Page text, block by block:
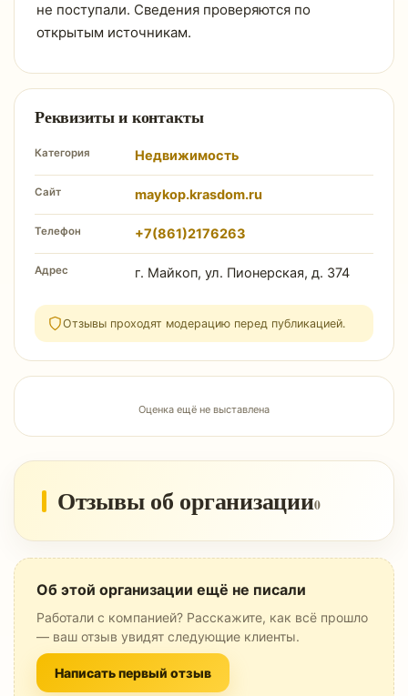
не поступали. Сведения проверяются по
открытым источникам.
Реквизиты и контакты
Категория Недвижимость
Сайт maykop.krasdom.ru
Телефон +7(861)2176263
Адрес г. Майкоп, ул. Пионерская, д. 374
Отзывы проходят модерацию перед публикацией.
Оценка ещё не выставлена
Отзывы об организации0
Об этой организации ещё не писали
Работали с компанией? Расскажите, как всё прошло
— ваш отзыв увидят следующие клиенты.
Написать первый отзыв